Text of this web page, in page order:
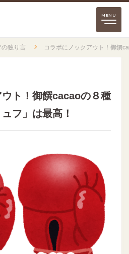
の独り言 コラボにノックアウト！御饌
ト！御饌cacaoの８種
フ」は最高！